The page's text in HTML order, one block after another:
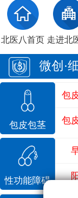
北医八首页 走进北
微创·
包皮包茎
包
包
性功能障碍